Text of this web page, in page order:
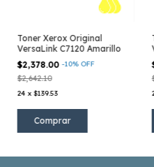
Toner Xerox Original
VersaLink C7120 Amarillo
$2,378.00-10% OFF
$2,642.10
24 x$139.53